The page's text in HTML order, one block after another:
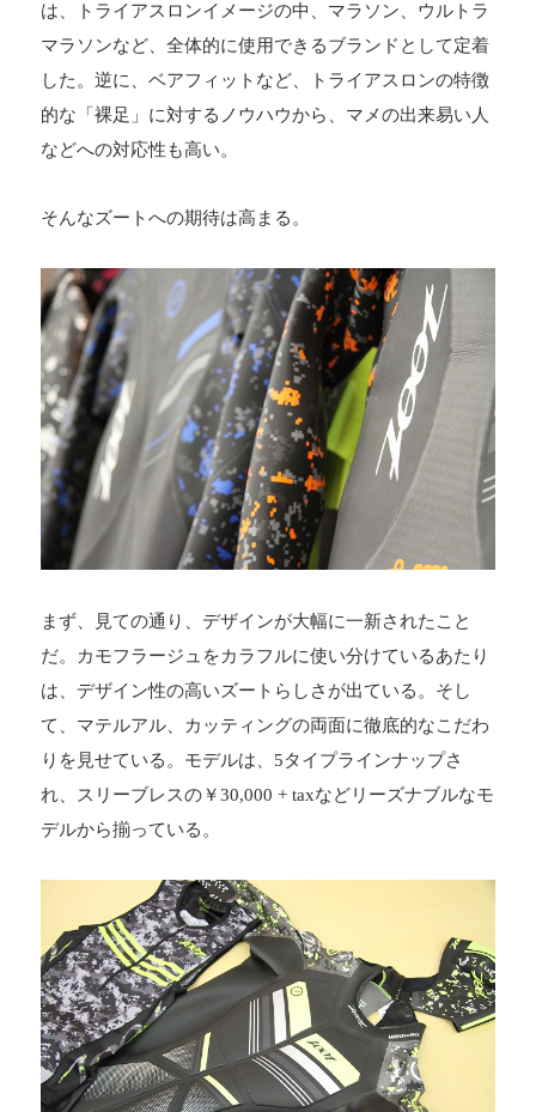
は、トライアスロンイメージの中、マラソン、ウルトラ
マラソンなど、全体的に使用できるブランドとして定着
した。逆に、ベアフィットなど、トライアスロンの特徴
的な「裸足」に対するノウハウから、マメの出来易い人
などへの対応性も高い。
そんなズートへの期待は高まる。
まず、見ての通り、デザインが大幅に一新されたこと
だ。カモフラージュをカラフルに使い分けているあたり
は、デザイン性の高いズートらしさが出ている。そし
て、マテルアル、カッティングの両面に徹底的なこだわ
りを見せている。モデルは、5タイプラインナップさ
れ、スリーブレスの￥30,000 + taxなどリーズナブルなモ
デルから揃っている。